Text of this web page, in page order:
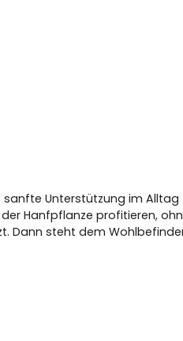
sanfte Unterstützung im
Hanfpflanze profitieren,
Dann steht dem